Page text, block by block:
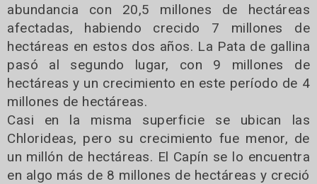
abundancia con 20,5 millones de hectáreas
afectadas, habiendo crecido 7 millones de
hectáreas en estos dos años. La Pata de gallina
pasó al segundo lugar, con 9 millones de
hectáreas y un crecimiento en este período de 4
millones de hectáreas.
Casi en la misma superficie se ubican las
Chlorideas, pero su crecimiento fue menor, de
un millón de hectáreas. El Capín se lo encuentra
en algo más de 8 millones de hectáreas y creció